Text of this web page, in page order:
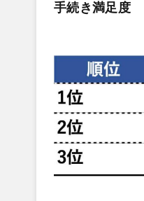
手続き満足度